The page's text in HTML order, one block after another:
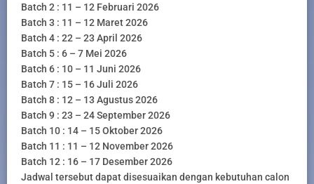
Batch 2 : 11 – 12 Februari 2026
Batch 3 : 11 – 12 Maret 2026
Batch 4 : 22 – 23 April 2026
Batch 5 : 6 – 7 Mei 2026
Batch 6 : 10 – 11 Juni 2026
Batch 7 : 15 – 16 Juli 2026
Batch 8 : 12 – 13 Agustus 2026
Batch 9 : 23 – 24 September 2026
Batch 10 : 14 – 15 Oktober 2026
Batch 11 : 11 – 12 November 2026
Batch 12 : 16 – 17 Desember 2026
Jadwal tersebut dapat disesuaikan dengan kebutuhan calon